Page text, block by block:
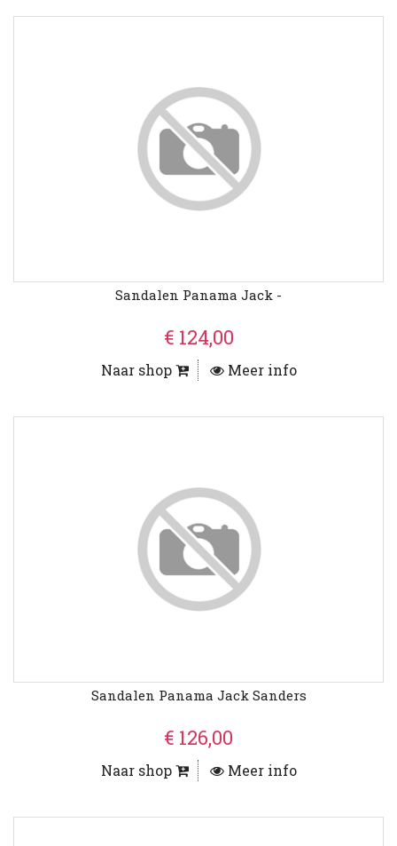
Sandalen Panama Jack -
€ 124,00
Naar shop Meer info
Sandalen Panama Jack Sanders
€ 126,00
Naar shop Meer info